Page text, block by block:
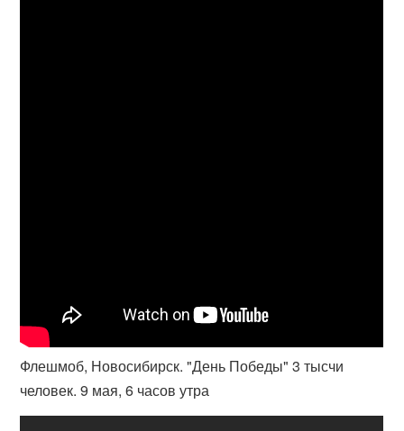
Флешмоб, Новосибирск. "День Победы" 3 тысчи
человек. 9 мая, 6 часов утра